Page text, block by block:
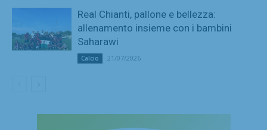
Real Chianti, pallone e bellezza:
allenamento insieme con i bambini
Saharawi
Calcio 21/07/2026